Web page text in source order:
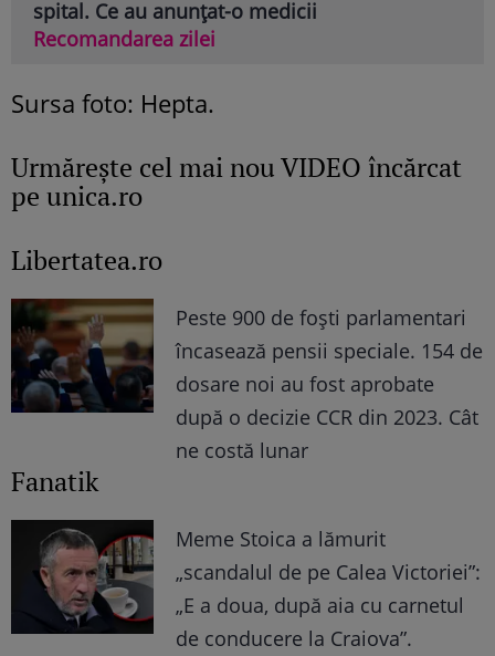
spital. Ce au anunțat-o medicii
Recomandarea zilei
Sursa foto: Hepta.
Urmăreşte cel mai nou VIDEO încărcat
pe unica.ro
Libertatea.ro
Peste 900 de foști parlamentari
încasează pensii speciale. 154 de
dosare noi au fost aprobate
după o decizie CCR din 2023. Cât
ne costă lunar
Fanatik
Meme Stoica a lămurit
„scandalul de pe Calea Victoriei”:
„E a doua, după aia cu carnetul
de conducere la Craiova”.